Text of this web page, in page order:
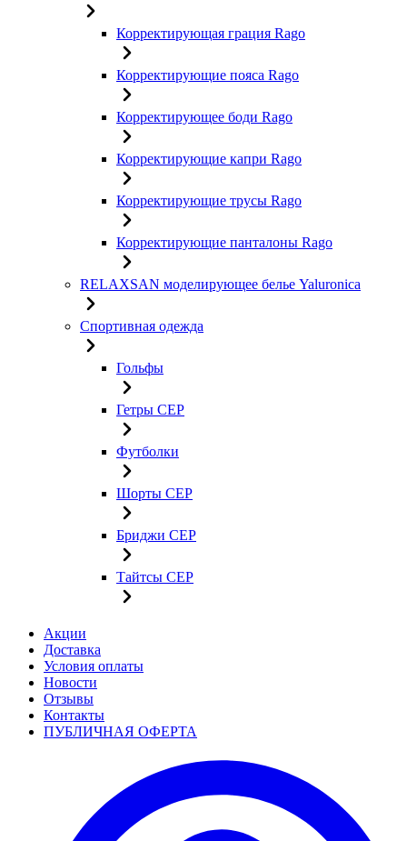
Корректирующая грация Rago
Корректирующие пояса Rago
Корректирующее боди Rago
Корректирующие капри Rago
Корректирующие трусы Rago
Корректирующие панталоны Rago
RELAXSAN моделирующее белье Yaluroniсa
Спортивная одежда
Гольфы
Гетры CEP
Футболки
Шорты CEP
Бриджи CEP
Тайтсы CEP
Акции
Доставка
Условия оплаты
Новости
Отзывы
Контакты
ПУБЛИЧНАЯ ОФЕРТА